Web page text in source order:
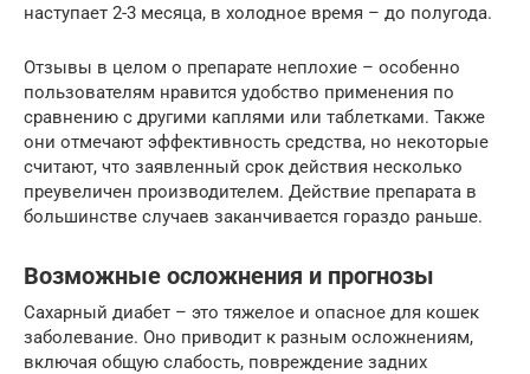
наступает 2-3 месяца, в холодное время – до полугода.
Отзывы в целом о препарате неплохие – особенно
пользователям нравится удобство применения по
сравнению с другими каплями или таблетками. Также
они отмечают эффективность средства, но некоторые
считают, что заявленный срок действия несколько
преувеличен производителем. Действие препарата в
большинстве случаев заканчивается гораздо раньше.
Возможные осложнения и прогнозы
Сахарный диабет – это тяжелое и опасное для кошек
заболевание. Оно приводит к разным осложнениям,
включая общую слабость, повреждение задних